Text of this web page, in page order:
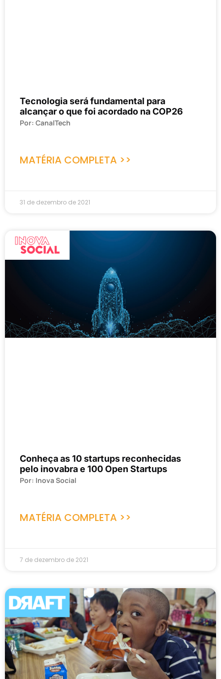
Tecnologia será fundamental para
alcançar o que foi acordado na COP26
Por: CanalTech
MATÉRIA COMPLETA >>
31 de dezembro de 2021
Conheça as 10 startups reconhecidas
pelo inovabra e 100 Open Startups
Por: Inova Social
MATÉRIA COMPLETA >>
7 de dezembro de 2021